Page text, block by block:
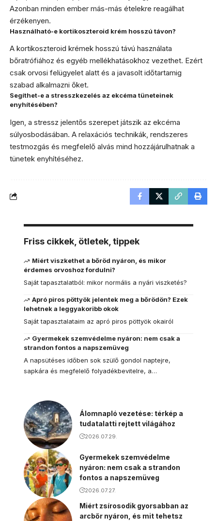
Azonban minden ember más-más ételekre reagálhat
érzékenyen.
Használható-e kortikoszteroid krém hosszú távon?
A kortikoszteroid krémek hosszú távú használata
bőratrófiához és egyéb mellékhatásokhoz vezethet. Ezért
csak orvosi felügyelet alatt és a javasolt időtartamig
szabad alkalmazni őket.
Segíthet-e a stresszkezelés az ekcéma tüneteinek
enyhítésében?
Igen, a stressz jelentős szerepet játszik az ekcéma
súlyosbodásában. A relaxációs technikák, rendszeres
testmozgás és megfelelő alvás mind hozzájárulhatnak a
tünetek enyhítéséhez.
Friss cikkek, ötletek, tippek
Miért viszkethet a bőröd nyáron, és mikor
érdemes orvoshoz fordulni?
Saját tapasztalatból: mikor normális a nyári viszketés?
Apró piros pöttyök jelentek meg a bőrödön? Ezek
lehetnek a leggyakoribb okok
Saját tapasztalataim az apró piros pöttyök okairól
Gyermekek szemvédelme nyáron: nem csak a
strandon fontos a napszemüveg
A napsütéses időben sok szülő gondol naptejre,
sapkára és megfelelő folyadékbevitelre, a…
Álomnapló vezetése: térkép a
tudatalatti rejtett világához
2026.07.29.
Gyermekek szemvédelme
nyáron: nem csak a strandon
fontos a napszemüveg
2026.07.27.
Miért zsírosodik gyorsabban az
arcbőr nyáron, és mit tehetsz